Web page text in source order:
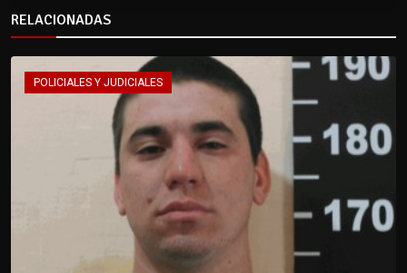
RELACIONADAS
POLICIALES Y JUDICIALES